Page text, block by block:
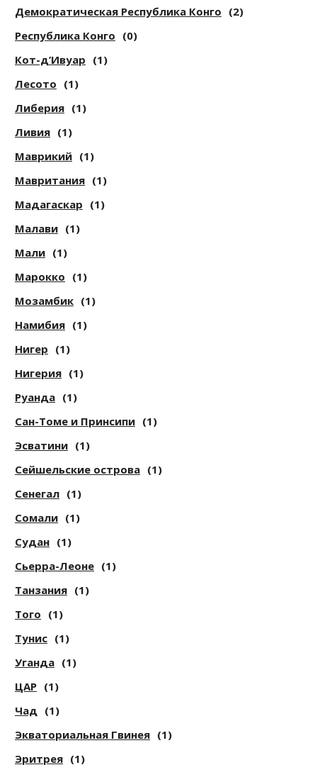
Демократическая Республика Конго (2)
Республика Конго (0)
Кот-д’Ивуар (1)
Лесото (1)
Либерия (1)
Ливия (1)
Маврикий (1)
Мавритания (1)
Мадагаскар (1)
Малави (1)
Мали (1)
Марокко (1)
Мозамбик (1)
Намибия (1)
Нигер (1)
Нигерия (1)
Руанда (1)
Сан-Томе и Принсипи (1)
Эсватини (1)
Сейшельские острова (1)
Сенегал (1)
Сомали (1)
Судан (1)
Сьерра-Леоне (1)
Танзания (1)
Того (1)
Тунис (1)
Уганда (1)
ЦАР (1)
Чад (1)
Экваториальная Гвинея (1)
Эритрея (1)